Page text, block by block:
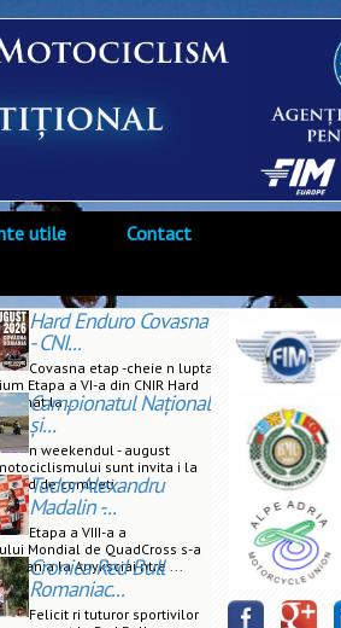
utile Contact
Hard Enduro Covasna
- CNI...
Covasna etap -cheie n lupta
Etapa a VI-a din CNIR Hard
la ...
Campionatul Național
și...
n weekendul - august
sunt invita i la
de competi ...
Tudor Alexandru
Madalin -...
Etapa a VIII-a a
Mondial de QuadCross s-a
la Anyksciai ntre ...
Cronica Red Bull
Romaniac...
Felicit ri tuturor sportivilor